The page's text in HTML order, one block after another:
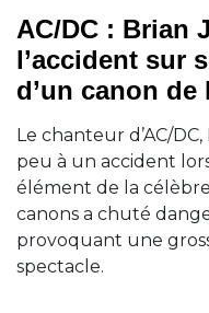
AC/DC : Brian
l’accident sur
d’un canon
Le chanteur d’AC/
peu à un accident
élément de la
canons a chuté
provoquant une
spectacle.